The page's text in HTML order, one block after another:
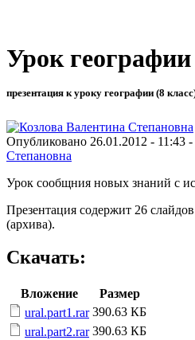
Урок
презентация к уроку географии (8
Опубликовано 26.01.2012 - 11:43 -
Степановна
Урок сообщния новых знаний с
Презентация содержит 26
(архива).
Скачать:
Вложение
Размер
ural.part1.rar 390.63 КБ
ural.part2.rar 390.63 КБ